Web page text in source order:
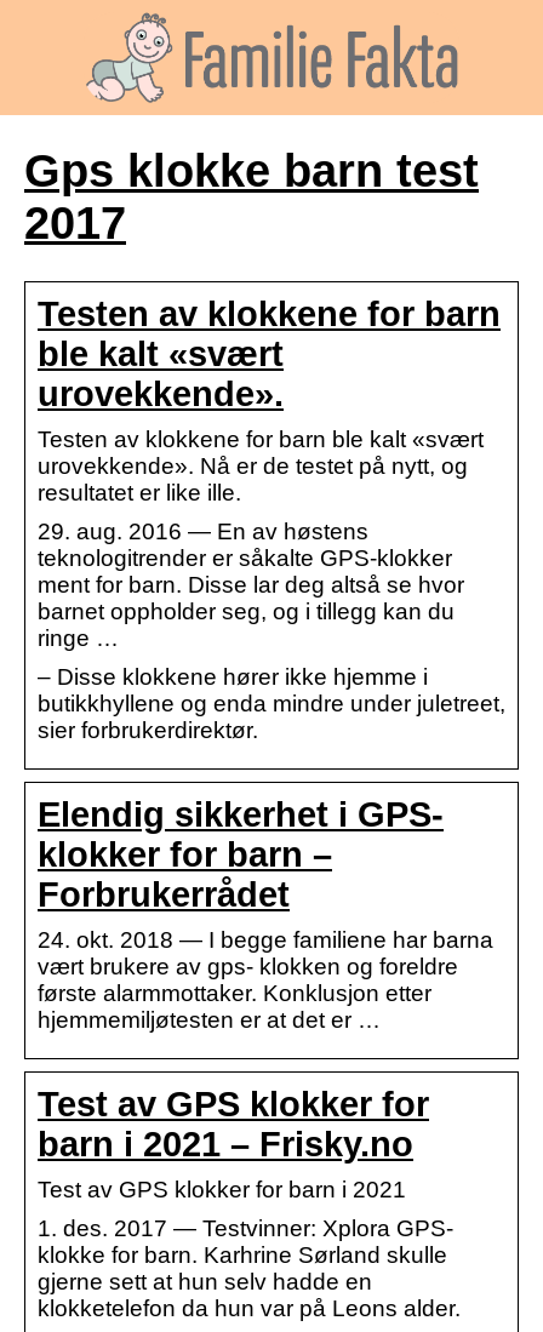
Gps klokke barn test
2017
Testen av klokkene for barn
ble kalt «svært
urovekkende».
Testen av klokkene for barn ble kalt «svært
urovekkende». Nå er de testet på nytt, og
resultatet er like ille.
29. aug. 2016 — En av høstens
teknologitrender er såkalte GPS-klokker
ment for barn. Disse lar deg altså se hvor
barnet oppholder seg, og i tillegg kan du
ringe …
– Disse klokkene hører ikke hjemme i
butikkhyllene og enda mindre under juletreet,
sier forbrukerdirektør.
Elendig sikkerhet i GPS-
klokker for barn –
Forbrukerrådet
24. okt. 2018 — I begge familiene har barna
vært brukere av gps- klokken og foreldre
første alarmmottaker. Konklusjon etter
hjemmemiljøtesten er at det er …
Test av GPS klokker for
barn i 2021 – Frisky.no
Test av GPS klokker for barn i 2021
1. des. 2017 — Testvinner: Xplora GPS-
klokke for barn. Karhrine Sørland skulle
gjerne sett at hun selv hadde en
klokketelefon da hun var på Leons alder.